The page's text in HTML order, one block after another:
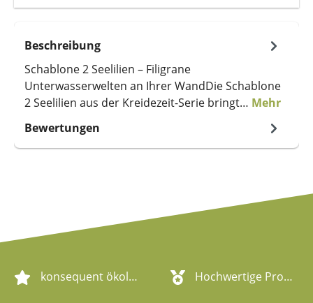
Beschreibung
Schablone 2 Seelilien – Filigrane
Unterwasserwelten an Ihrer WandDie Schablone
2 Seelilien aus der Kreidezeit-Serie bringt… Mehr
Bewertungen
konsequent ökologische Artikel Hochwertige Produktqualität